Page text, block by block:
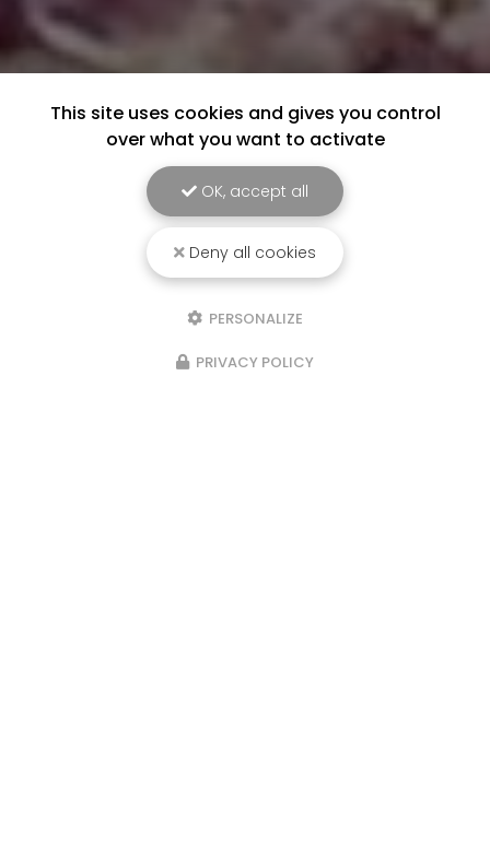
This site uses cookies and gives you control
over what you want to activate
OK, accept all
Deny all cookies
PERSONALIZE
PRIVACY POLICY